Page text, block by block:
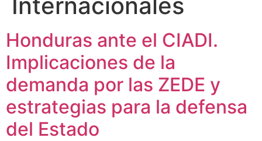
Honduras ante el CIADI.
Implicaciones de la
demanda por las ZEDE y
estrategias para la defensa
del Estado